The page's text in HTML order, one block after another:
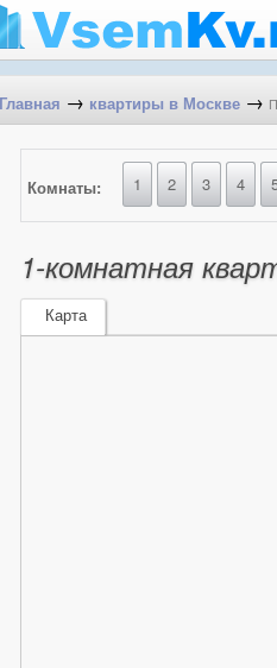
Главная → квартиры в Москве →
Комнаты: 1 2 3 4
1-комнатная
Карта